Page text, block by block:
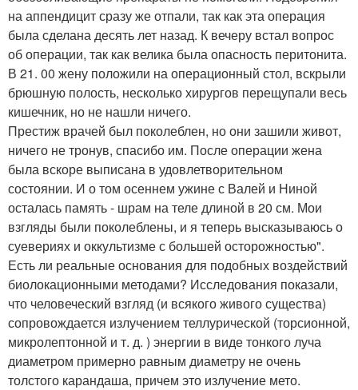
на аппендицит сразу же отпали, так как эта операция
была сделана десять лет назад. К вечеру встал вопрос
об операции, так как велика была опасность перитонита.
В 21. 00 жену положили на операционный стол, вскрыли
брюшную полость, несколько хирургов перещупали весь
кишечник, но не нашли ничего.
Престиж врачей был поколеблен, но они зашили живот,
ничего не тронув, спасибо им. После операции жена
была вскоре выписана в удовлетворительном
состоянии. И о том осеннем ужине с Валей и Ниной
осталась память - шрам на теле длиной в 20 см. Мои
взгляды были поколеблены, и я теперь высказываюсь о
суевериях и оккультизме с большей осторожностью".
Есть ли реальные основания для подобных воздействий
биолокационными методами? Исследования показали,
что человеческий взгляд (и всякого живого существа)
сопровождается излучением теллурической (торсионной,
микролептонной и т. д. ) энергии в виде тонкого луча
диаметром примерно равным диаметру не очень
толстого карандаша, причем это излучение мето.